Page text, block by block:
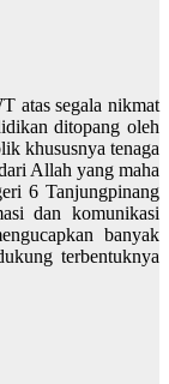
atas segala nikmat
ditopang oleh
khususnya tenaga
Allah yang maha
6 Tanjungpinang
dan komunikasi
banyak
terbentuknya